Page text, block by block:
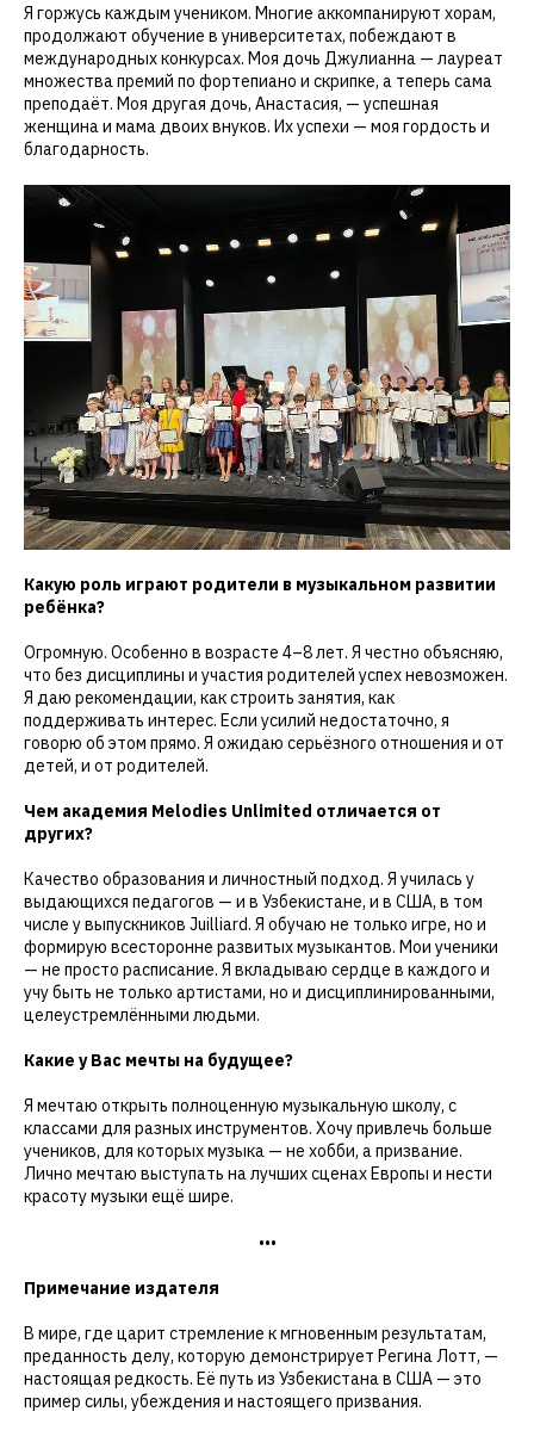
Я горжусь каждым учеником. Многие аккомпанируют хорам,
продолжают обучение в университетах, побеждают в
международных конкурсах. Моя дочь Джулианна — лауреат
множества премий по фортепиано и скрипке, а теперь сама
преподаёт. Моя другая дочь, Анастасия, — успешная
женщина и мама двоих внуков. Их успехи — моя гордость и
благодарность.
Какую роль играют родители в музыкальном развитии
ребёнка?
Огромную. Особенно в возрасте 4–8 лет. Я честно объясняю,
что без дисциплины и участия родителей успех невозможен.
Я даю рекомендации, как строить занятия, как
поддерживать интерес. Если усилий недостаточно, я
говорю об этом прямо. Я ожидаю серьёзного отношения и от
детей, и от родителей.
Чем академия Melodies Unlimited отличается от
других?
Качество образования и личностный подход. Я училась у
выдающихся педагогов — и в Узбекистане, и в США, в том
числе у выпускников Juilliard. Я обучаю не только игре, но и
формирую всесторонне развитых музыкантов. Мои ученики
— не просто расписание. Я вкладываю сердце в каждого и
учу быть не только артистами, но и дисциплинированными,
целеустремлёнными людьми.
Какие у Вас мечты на будущее?
Я мечтаю открыть полноценную музыкальную школу, с
классами для разных инструментов. Хочу привлечь больше
учеников, для которых музыка — не хобби, а призвание.
Лично мечтаю выступать на лучших сценах Европы и нести
красоту музыки ещё шире.
•••
Примечание издателя
В мире, где царит стремление к мгновенным результатам,
преданность делу, которую демонстрирует Регина Лотт, —
настоящая редкость. Её путь из Узбекистана в США — это
пример силы, убеждения и настоящего призвания.